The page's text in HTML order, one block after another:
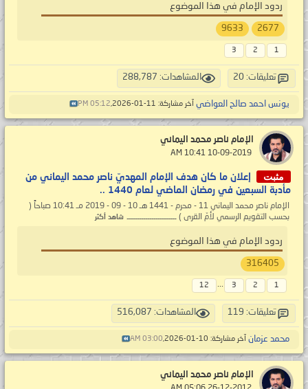
ردود الإمام في هذا الموضوع
2677
9633
1
2
3
تعليقات: 20 المشاهدات: 288,787
يونس احمد صالح العواضي آخر مشاركة: 11-01-2026, 05:12 PM
الإمام ناصر محمد اليماني
مثبت
إعلان ما كان هدف الإمام المهديّ ناصر محمد اليماني من
مأدبة السبعين في رمضان الماضي لعام 1440 ..
الإمام ناصر محمد اليماني 11 - محرم - 1441 هـ 10 - 09 - 2019 مـ 10:41 صباحاً (
بحسب التقويم الرسمي لأمّ القرى ) ــــــــــــــــــــــــ شاهد أكثر
ردود الإمام في هذا الموضوع
316405
1
2
3
...
12
تعليقات: 119 المشاهدات: 516,087
محمد عزمان آخر مشاركة: 10-01-2026, 03:00 AM
الإمام ناصر محمد اليماني